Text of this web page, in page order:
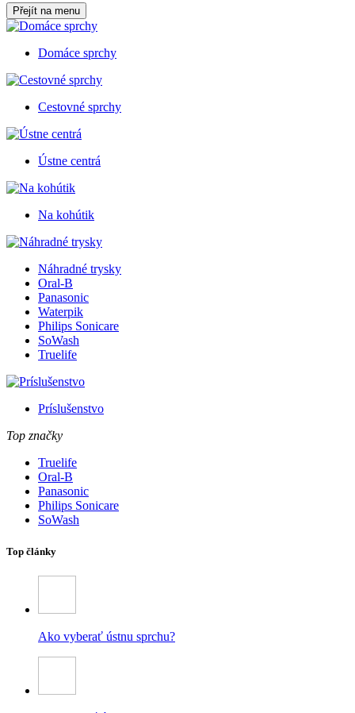
Přejít na menu
Domáce sprchy
Cestovné sprchy
Ústne centrá
Na kohútik
Náhradné trysky
Oral-B
Panasonic
Waterpik
Philips Sonicare
SoWash
Truelife
Príslušenstvo
Top značky
Truelife
Oral-B
Panasonic
Philips Sonicare
SoWash
Top články
Ako vyberať ústnu sprchu?